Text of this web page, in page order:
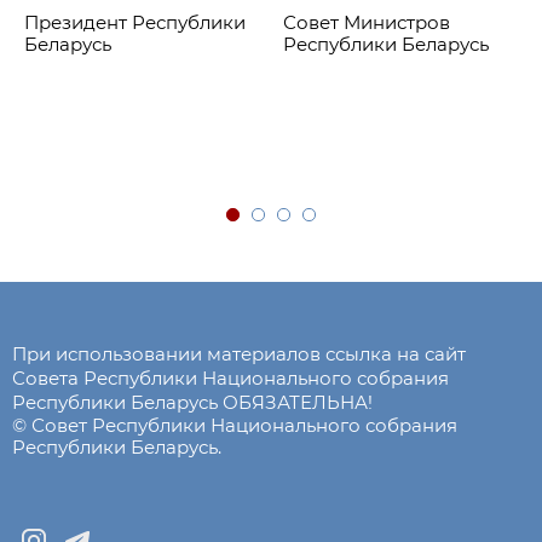
Президент Республики
Беларусь
Совет Министров
Республики Беларусь
При использовании материалов ссылка на сайт
Совета Республики Национального собрания
Республики Беларусь ОБЯЗАТЕЛЬНА!
© Совет Республики Национального собрания
Республики Беларусь.